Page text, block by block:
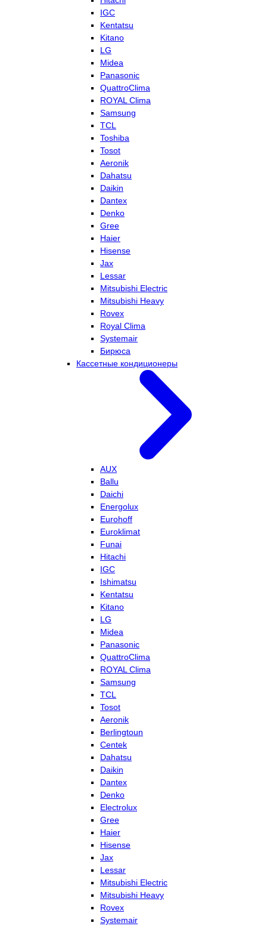
IGC
Kentatsu
Kitano
LG
Midea
Panasonic
QuattroClima
ROYAL Clima
Samsung
TCL
Toshiba
Tosot
Aeronik
Dahatsu
Daikin
Dantex
Denko
Gree
Haier
Hisense
Jax
Lessar
Mitsubishi Electric
Mitsubishi Heavy
Rovex
Royal Clima
Systemair
Бирюса
Кассетные кондиционеры
AUX
Ballu
Daichi
Energolux
Eurohoff
Euroklimat
Funai
Hitachi
IGC
Ishimatsu
Kentatsu
Kitano
LG
Midea
Panasonic
QuattroClima
ROYAL Clima
Samsung
TCL
Tosot
Aeronik
Berlingtoun
Centek
Dahatsu
Daikin
Dantex
Denko
Electrolux
Gree
Haier
Hisense
Jax
Lessar
Mitsubishi Electric
Mitsubishi Heavy
Rovex
Systemair